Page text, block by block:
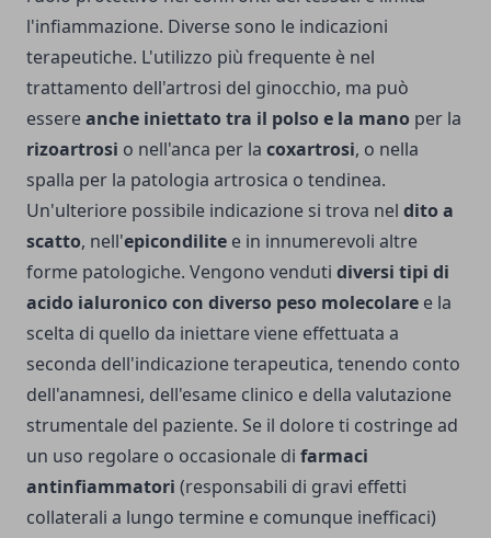
l'infiammazione. Diverse sono le indicazioni
terapeutiche. L'utilizzo più frequente è nel
trattamento dell'artrosi del ginocchio, ma può
essereanche iniettato tra il polso e la mano per la
rizoartrosi o nell'anca per la coxartrosi, o nella
spalla per la patologia artrosica o tendinea.
Un'ulteriore possibile indicazione si trova nel dito a
scatto, nell'epicondilite e in innumerevoli altre
forme patologiche. Vengono venduti diversi tipi di
acido ialuronico con diverso peso molecolare e la
scelta di quello da iniettare viene effettuata a
seconda dell'indicazione terapeutica, tenendo conto
dell'anamnesi, dell'esame clinico e della valutazione
strumentale del paziente. Se il dolore ti costringe ad
un uso regolare o occasionale di farmaci
antinfiammatori (responsabili di gravi effetti
collaterali a lungo termine e comunque inefficaci)